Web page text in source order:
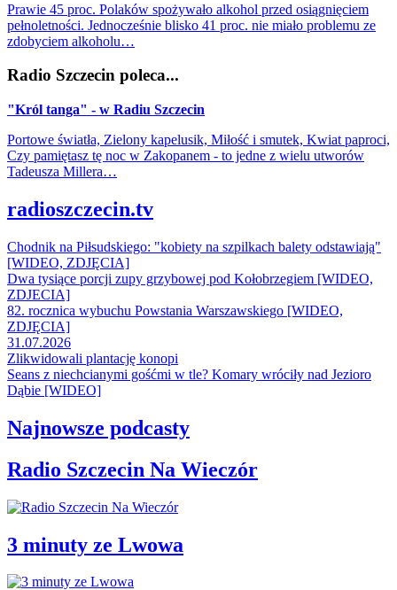
Prawie 45 proc. Polaków spożywało alkohol przed osiągnięciem
pełnoletności. Jednocześnie blisko 41 proc. nie miało problemu ze
zdobyciem alkoholu…
Radio Szczecin poleca...
"Król tanga" - w Radiu Szczecin
Portowe światła, Zielony kapelusik, Miłość i smutek, Kwiat paproci,
Czy pamiętasz tę noc w Zakopanem - to jedne z wielu utworów
Tadeusza Millera…
radioszczecin.tv
Chodnik na Piłsudskiego: "kobiety na szpilkach balety odstawiają"
[WIDEO, ZDJĘCIA]
Dwa tysiące porcji zupy grzybowej pod Kołobrzegiem [WIDEO,
ZDJECIA]
82. rocznica wybuchu Powstania Warszawskiego [WIDEO,
ZDJĘCIA]
31.07.2026
Zlikwidowali plantację konopi
Seans z niechcianymi gośćmi w tle? Komary wróciły nad Jezioro
Dąbie [WIDEO]
Najnowsze podcasty
Radio Szczecin Na Wieczór
3 minuty ze Lwowa